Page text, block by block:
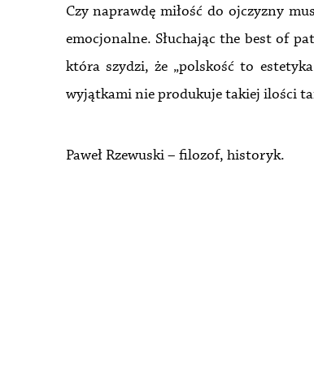
Czy naprawdę miłość do ojczyzny
emocjonalne. Słuchając the best of
która szydzi, że „polskość to
wyjątkami nie produkuje takiej ilości
Paweł Rzewuski – filozof, historyk.